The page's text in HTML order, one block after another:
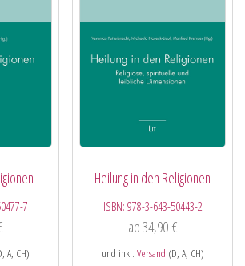
7
A, CH)
Heilung in den Religionen
ISBN: 978-3-643-50443-2
ab34,90 €
und inkl. Versand (D, A, CH)